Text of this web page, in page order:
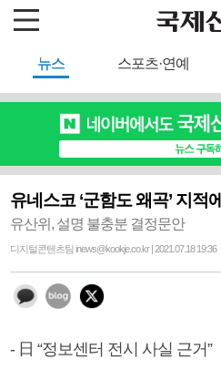
뉴스 스포츠·연예
유네스코 ‘군함도 왜곡’ 지
유산위, 설명 불충분 결정문안
디지털콘텐츠팀 inews@kookje.co.kr | 2021.07.18 19:36
- 日 “정보센터 전시 사실 근거”